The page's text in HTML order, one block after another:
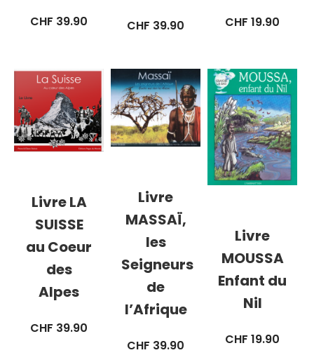
CHF 39.90 CHF 39.90 CHF 19.90
Livre LA
SUISSE
au Coeur
des
Alpes
CHF 39.90
Livre
MASSAÏ,
les
Seigneurs
de
l’Afrique
CHF 39.90
Livre
MOUSSA
Enfant du
Nil
CHF 19.90